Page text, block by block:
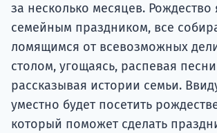
за несколько месяцев. Рождество
семейным праздником, все
ломящимся от всевозможных
столом, угощаясь, распевая
рассказывая истории семьи.
уместно будет посетить
который поможет сделать